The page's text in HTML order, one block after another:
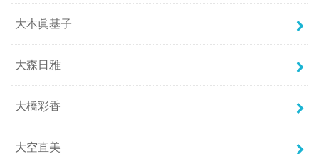
大本眞基子
大森日雅
大橋彩香
大空直美